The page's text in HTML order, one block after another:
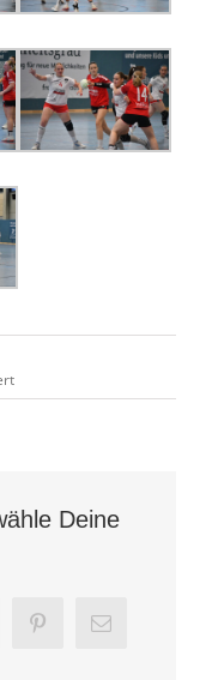
für
wA1
Korbach
31:27 Deine
Pinterest
E-